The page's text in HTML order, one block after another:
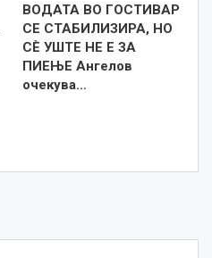
ВОДАТА ВО ГОСТИВАР
СЕ СТАБИЛИЗИРА, НО
СÈ УШТЕ НЕ Е ЗА
ПИЕЊЕ Ангелов
очекува…